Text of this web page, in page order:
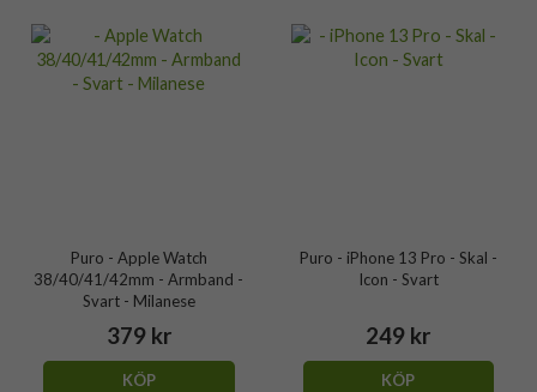
Puro - Apple Watch
38/40/41/42mm - Armband -
Svart - Milanese
379 kr
KÖP
Puro - iPhone 13 Pro - Skal -
Icon - Svart
249 kr
KÖP